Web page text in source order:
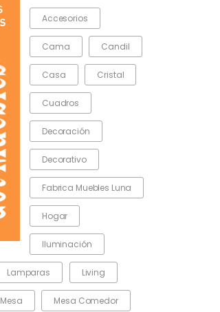
Accesorios
Cama Candil
Casa Cristal
Cuadros
Decoración
Decorativo
Fabrica Muebles Luna
Hogar
Iluminación
Lamparas Living
Mesa Mesa Comedor